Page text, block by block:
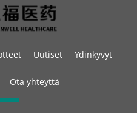
Uutiset Ydinkyvyt
Ota yhteyttä